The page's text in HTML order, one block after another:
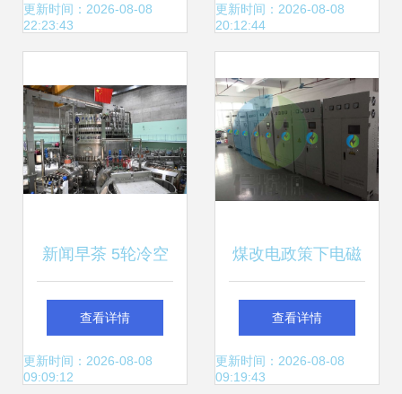
赋能
更新时间：2026-08-08
22:23:43
机电科技技术研发
更新时间：2026-08-08
20:12:44
新闻早茶 5轮冷空
气排队南下，珠海
迎来“机电科技寒
查看详情
更新时间：2026-08-08
09:09:12
煤改电政策下电磁
采暖炉备受青睐的
技术与市场优势分
查看详情
更新时间：2026-08-08
09:19:43